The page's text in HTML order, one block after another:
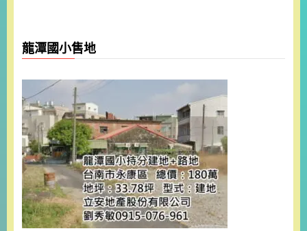
龍潭國小售地